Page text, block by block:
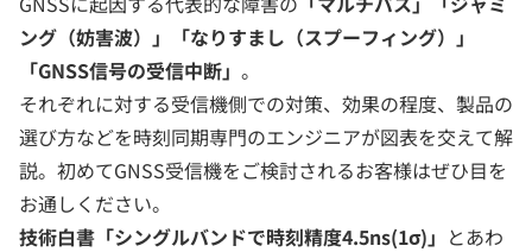
ング（妨害波）」「なりすまし（スプーフィング）」
「GNSS信号の受信中断」 。
それぞれに対する受信機側での対策、効果の程度、製品の
選び方などを時刻同期専門のエンジニアが図表を交えて解
説。初めてGNSS受信機をご検討されるお客様はぜひ目を
お通しください。
技術白書「シングルバンドで時刻精度4.5ns(1σ)」 とあわ